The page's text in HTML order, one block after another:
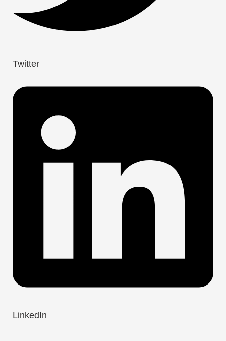
Twitter
LinkedIn